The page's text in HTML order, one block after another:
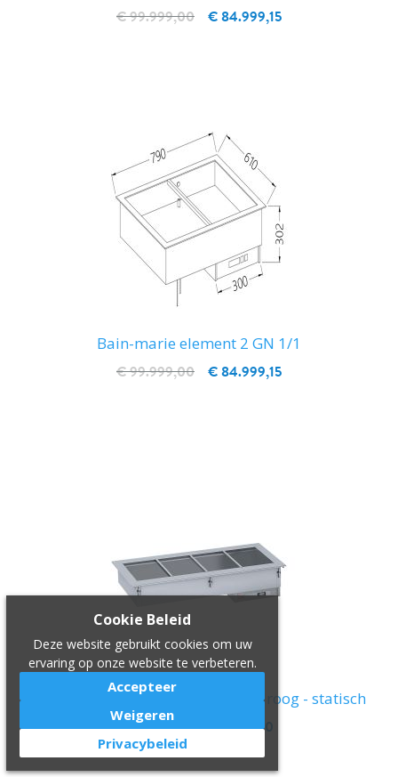
€ 84.999,15
€ 99.999,00
Bain-marie element 2 GN 1/1
€ 84.999,15
€ 99.999,00
Bain-marie element 5x GN 1/1 - droog - statisch
€ 2.159,00
€ 2.540,00
IN WINKELWAGEN
Cookie Beleid
Deze website gebruikt cookies om uw
ervaring op onze website te verbeteren.
Accepteer
Weigeren
Privacybeleid